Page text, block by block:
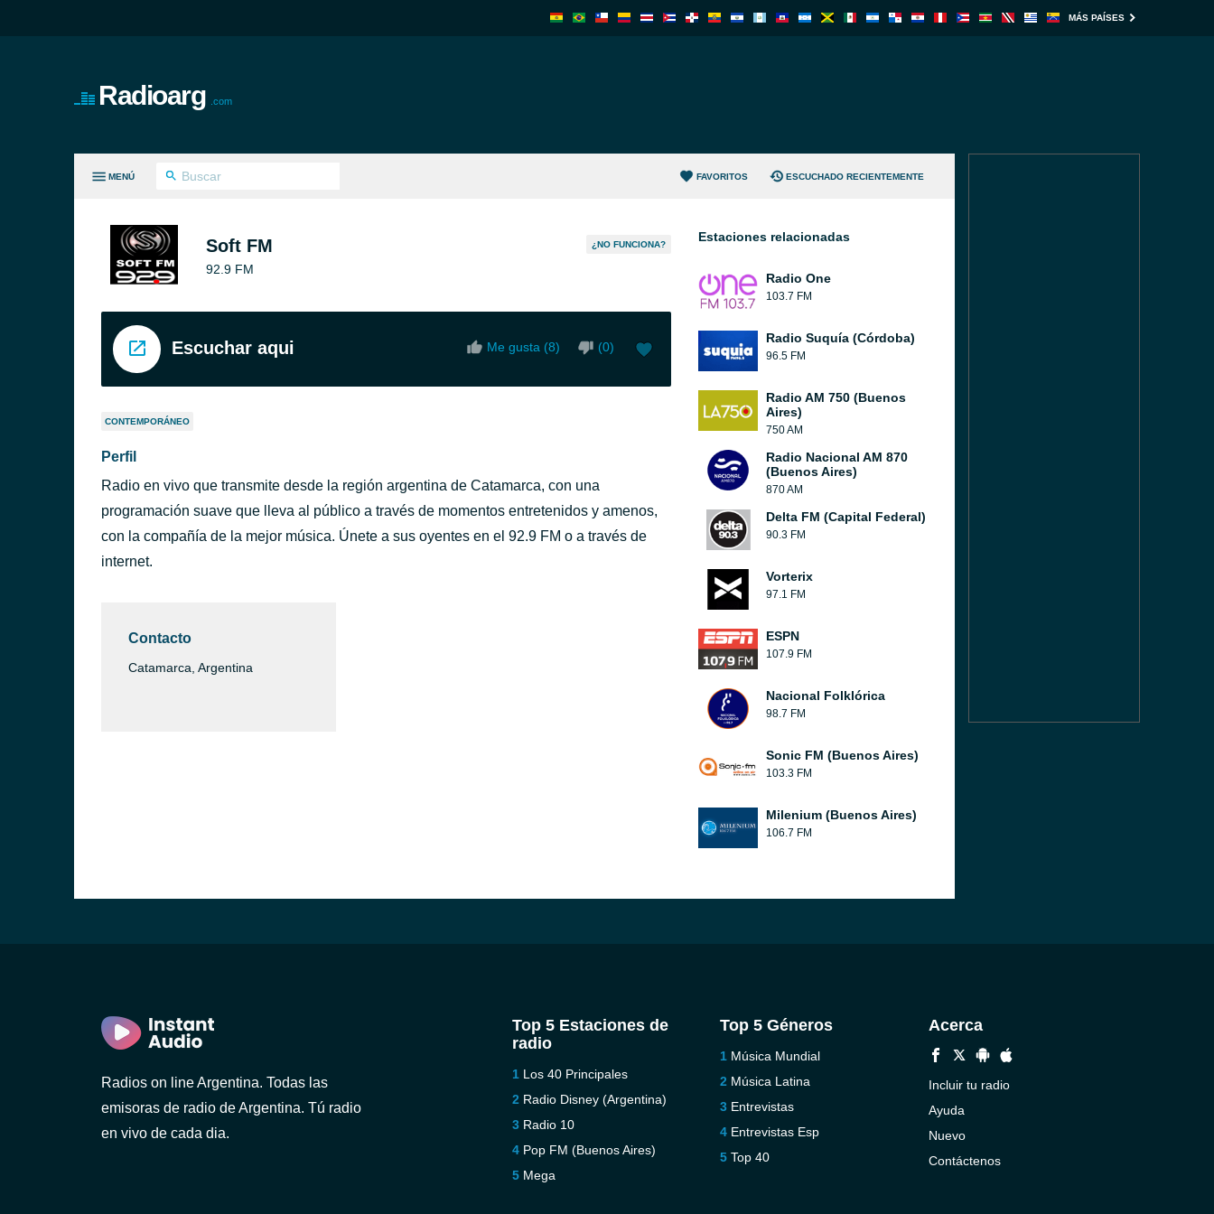
MÁS PAÍSES
Radioarg .com
MENÚ FAVORITOS ESCUCHADO RECIENTEMENTE
Soft FM
92.9 FM
¿NO FUNCIONA?
Escuchar aqui Me gusta (8) (0)
CONTEMPORÁNEO
Perfil
Radio en vivo que transmite desde la región argentina de Catamarca, con una
programación suave que lleva al público a través de momentos entretenidos y amenos,
con la compañía de la mejor música. Únete a sus oyentes en el 92.9 FM o a través de
internet.
Contacto
Catamarca, Argentina
Estaciones relacionadas
Radio One
103.7 FM
Radio Suquía (Córdoba)
96.5 FM
Radio AM 750 (Buenos
Aires)
750 AM
Radio Nacional AM 870
(Buenos Aires)
870 AM
Delta FM (Capital Federal)
90.3 FM
Vorterix
97.1 FM
ESPN
107.9 FM
Nacional Folklórica
98.7 FM
Sonic FM (Buenos Aires)
103.3 FM
Milenium (Buenos Aires)
106.7 FM
Radios on line Argentina. Todas las
emisoras de radio de Argentina. Tú radio
en vivo de cada dia.
Top 5 Estaciones de
radio
Los 40 Principales
Radio Disney (Argentina)
Radio 10
Pop FM (Buenos Aires)
Mega
Top 5 Géneros
Música Mundial
Música Latina
Entrevistas
Entrevistas Esp
Top 40
Acerca
Incluir tu radio
Ayuda
Nuevo
Contáctenos